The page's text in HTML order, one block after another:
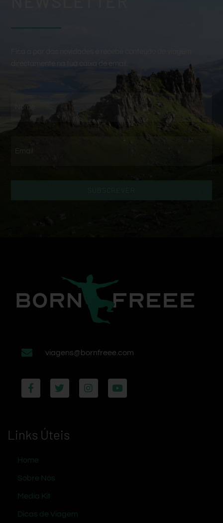
directamente na tua caixa de email.
SUBSCREVER
viagens@bornfreee.com
Links Úteis
Home
Sobre Nós
Media Kit
Dicas de Viagem